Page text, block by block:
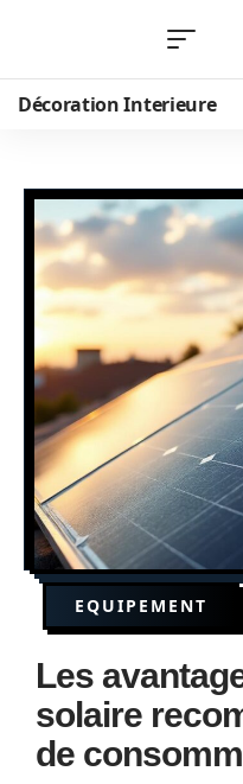
Décoration Interieure
EQUIPEMENT
Les
solaire
de